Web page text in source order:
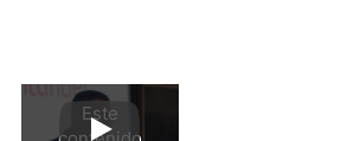
Reproducir
Este